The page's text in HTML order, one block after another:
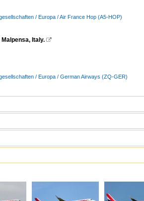
/ Europa / Air France Hop (A5-HOP)
Italy. 
/ Europa / German Airways (ZQ-GER)